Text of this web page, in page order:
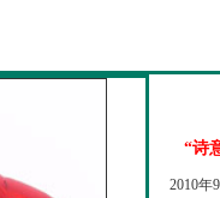
“诗
2010年